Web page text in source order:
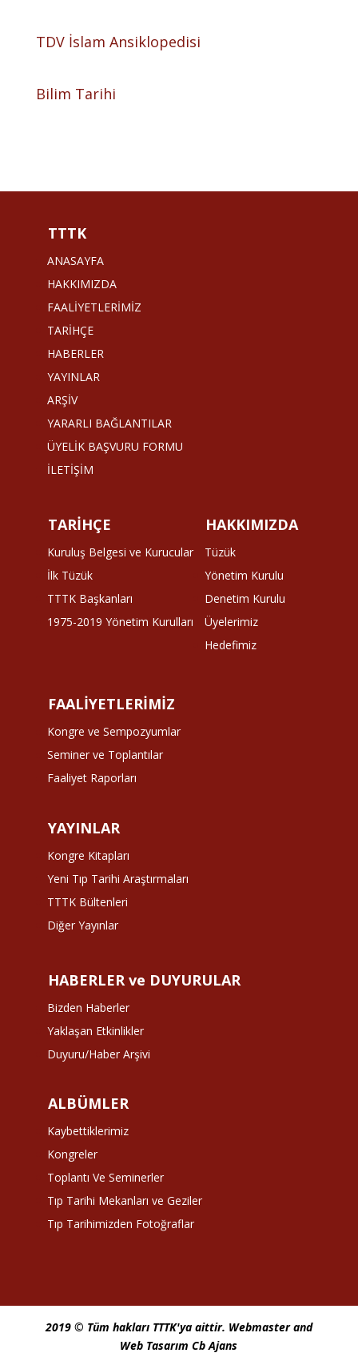
TDV İslam Ansiklopedisi
Bilim Tarihi
TTTK
ANASAYFA
HAKKIMIZDA
FAALİYETLERİMİZ
TARİHÇE
HABERLER
YAYINLAR
ARŞİV
YARARLI BAĞLANTILAR
ÜYELİK BAŞVURU FORMU
İLETİŞİM
TARİHÇE
Kuruluş Belgesi ve Kurucular
İlk Tüzük
TTTK Başkanları
1975-2019 Yönetim Kurulları
HAKKIMIZDA
Tüzük
Yönetim Kurulu
Denetim Kurulu
Üyelerimiz
Hedefimiz
FAALİYETLERİMİZ
Kongre ve Sempozyumlar
Seminer ve Toplantılar
Faaliyet Raporları
YAYINLAR
Kongre Kitapları
Yeni Tıp Tarihi Araştırmaları
TTTK Bültenleri
Diğer Yayınlar
HABERLER ve DUYURULAR
Bizden Haberler
Yaklaşan Etkinlikler
Duyuru/Haber Arşivi
ALBÜMLER
Kaybettiklerimiz
Kongreler
Toplantı Ve Seminerler
Tıp Tarihi Mekanları ve Geziler
Tıp Tarihimizden Fotoğraflar
2019 © Tüm hakları TTTK'ya aittir. Webmasterand
Web Tasarım Cb Ajans